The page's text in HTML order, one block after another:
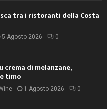
tra i ristoranti della Costa
5 Agosto 2026 0
di melanzane,
timo
1 Agosto 2026 0